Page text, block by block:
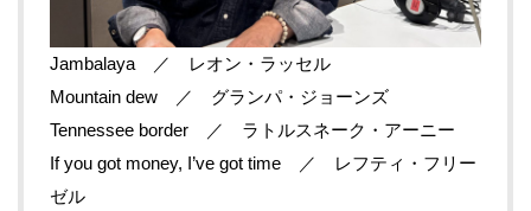
Jambalaya ／ レオン・ラッセル
Mountain dew ／ グランパ・ジョーンズ
Tennessee border ／ ラトルスネーク・アーニー
If you got money, I’ve got time ／ レフティ・フリー
ゼル